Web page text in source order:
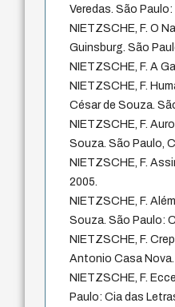
Veredas. São
NIETZSCHE, F. O
Guinsburg. São
NIETZSCHE, F. A
NIETZSCHE, F.
César de Souza.
NIETZSCHE, F.
Souza. São Paulo,
NIETZSCHE, F.
2005.
NIETZSCHE, F.
Souza. São Paulo:
NIETZSCHE, F.
Antonio Casa Nova.
NIETZSCHE, F.
Paulo: Cia das